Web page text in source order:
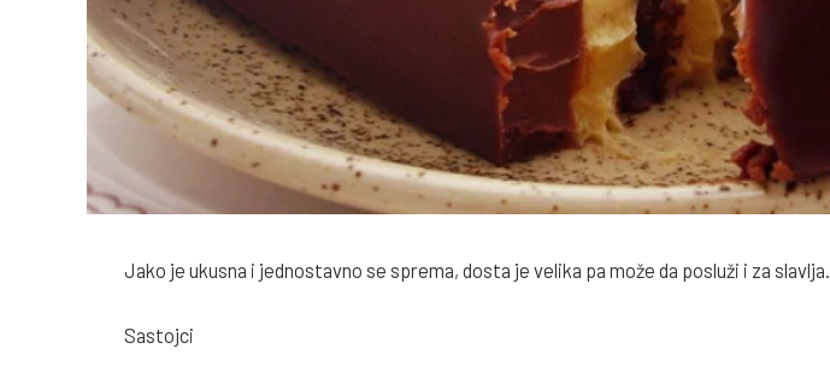
Jako je ukusna i jednostavno se sprema, dosta je velika pa može da posluži i za slavlja.
Sastojci